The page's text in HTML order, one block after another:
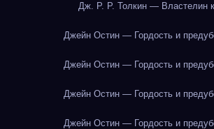
Дж. Р. Р. Толкин — Властелин
Джейн Остин — Гордость и
Джейн Остин — Гордость и
Джейн Остин — Гордость и
Джейн Остин — Гордость и